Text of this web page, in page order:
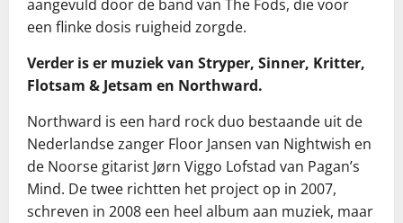
aangevuld door de band van The Fods, die voor
een flinke dosis ruigheid zorgde.
Verder is er muziek van Stryper, Sinner, Kritter,
Flotsam & Jetsam en Northward.
Northward is een hard rock duo bestaande uit de
Nederlandse zanger Floor Jansen van Nightwish en
de Noorse gitarist Jørn Viggo Lofstad van Pagan’s
Mind. De twee richtten het project op in 2007,
schreven in 2008 een heel album aan muziek, maar